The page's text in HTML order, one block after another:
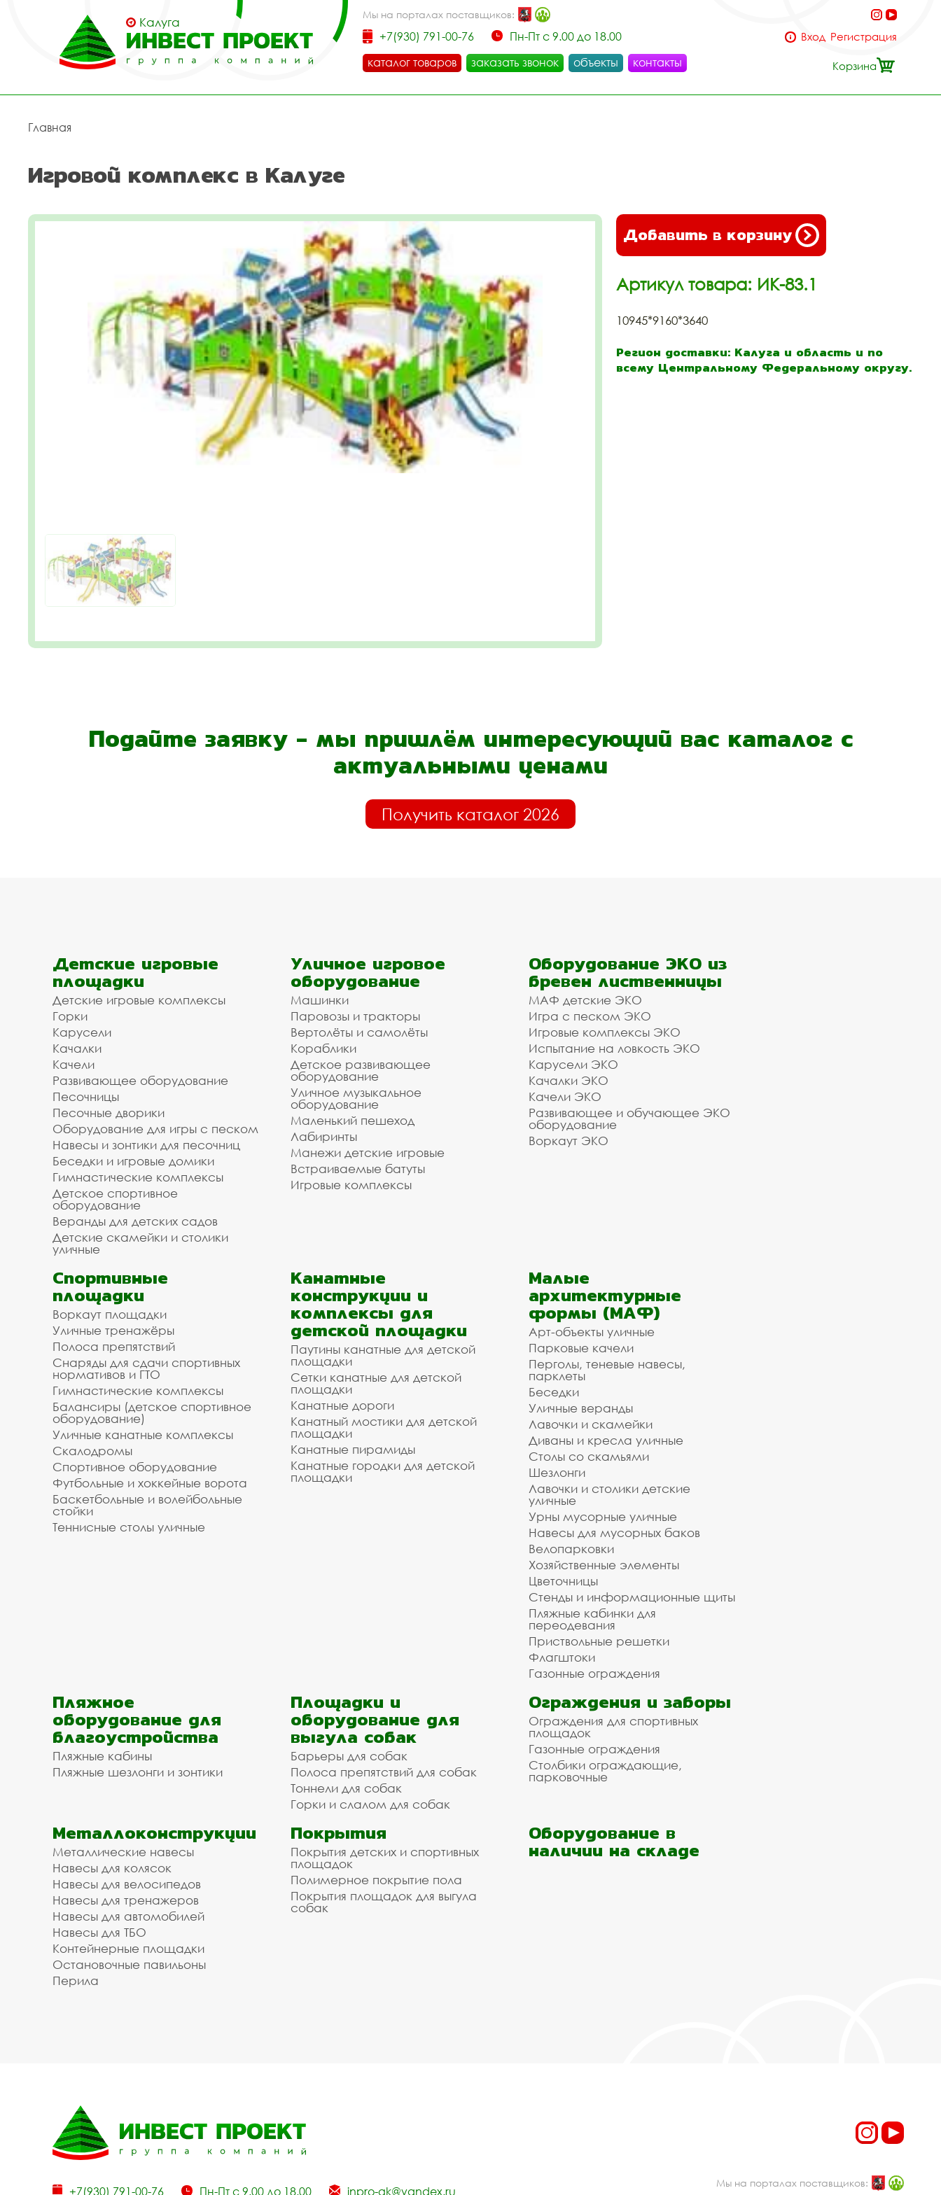
Калуга
Мы на порталах поставщиков:
+7(930) 791-00-76
Пн-Пт с 9.00 до 18.00
каталог товаров
заказать звонок объекты контакты
Вход Регистрация
Корзина
Главная
Игровой комплекс в Калуге
Добавить в корзину
Артикул товара: ИК-83.1
10945*9160*3640
Регион доставки: Калуга и область и по
всему Центральному Федеральному округу.
Подайте заявку - мы пришлём интересующий вас каталог с
актуальными ценами
Получить каталог 2026
Детские игровые
площадки
Детские игровые комплексы
Горки
Карусели
Качалки
Качели
Развивающее оборудование
Песочницы
Песочные дворики
Оборудование для игры с песком
Навесы и зонтики для песочниц
Беседки и игровые домики
Гимнастические комплексы
Детское спортивное
оборудование
Веранды для детских садов
Детские скамейки и столики
уличные
Уличное игровое
оборудование
Машинки
Паровозы и тракторы
Вертолёты и самолёты
Кораблики
Детское развивающее
оборудование
Уличное музыкальное
оборудование
Маленький пешеход
Лабиринты
Манежи детские игровые
Встраиваемые батуты
Игровые комплексы
Оборудование ЭКО из
бревен лиственницы
МАФ детские ЭКО
Игра с песком ЭКО
Игровые комплексы ЭКО
Испытание на ловкость ЭКО
Карусели ЭКО
Качалки ЭКО
Качели ЭКО
Развивающее и обучающее ЭКО
оборудование
Воркаут ЭКО
Спортивные
площадки
Воркаут площадки
Уличные тренажёры
Полоса препятствий
Снаряды для сдачи спортивных
нормативов и ГТО
Гимнастические комплексы
Балансиры (детское спортивное
оборудование)
Уличные канатные комплексы
Скалодромы
Спортивное оборудование
Футбольные и хоккейные ворота
Баскетбольные и волейбольные
стойки
Теннисные столы уличные
Канатные
конструкции и
комплексы для
детской площадки
Паутины канатные для детской
площадки
Сетки канатные для детской
площадки
Канатные дороги
Канатный мостики для детской
площадки
Канатные пирамиды
Канатные городки для детской
площадки
Малые
архитектурные
формы (МАФ)
Арт-объекты уличные
Парковые качели
Перголы, теневые навесы,
парклеты
Беседки
Уличные веранды
Лавочки и скамейки
Диваны и кресла уличные
Столы со скамьями
Шезлонги
Лавочки и столики детские
уличные
Урны мусорные уличные
Навесы для мусорных баков
Велопарковки
Хозяйственные элементы
Цветочницы
Стенды и информационные щиты
Пляжные кабинки для
переодевания
Приствольные решетки
Флагштоки
Газонные ограждения
Пляжное
оборудование для
благоустройства
Пляжные кабины
Пляжные шезлонги и зонтики
Площадки и
оборудование для
выгула собак
Барьеры для собак
Полоса препятствий для собак
Тоннели для собак
Горки и слалом для собак
Ограждения и заборы
Ограждения для спортивных
площадок
Газонные ограждения
Столбики ограждающие,
парковочные
Металлоконструкции
Металлические навесы
Навесы для колясок
Навесы для велосипедов
Навесы для тренажеров
Навесы для автомобилей
Навесы для ТБО
Контейнерные площадки
Остановочные павильоны
Перила
Покрытия
Покрытия детских и спортивных
площадок
Полимерное покрытие пола
Покрытия площадок для выгула
собак
Оборудование в
наличии на складе
+7(930) 791-00-76 Пн-Пт с 9.00 до 18.00 inpro-gk@yandex.ru
Мы на порталах поставщиков: